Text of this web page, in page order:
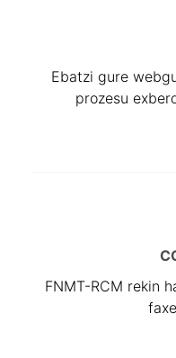
Ebatzi gure
prozesu
FNMT-RCM rekin